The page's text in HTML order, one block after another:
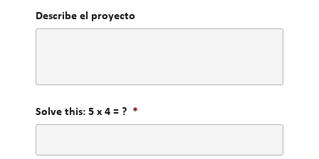
Describe el proyecto
Solve this: 5 x 4 = ? *